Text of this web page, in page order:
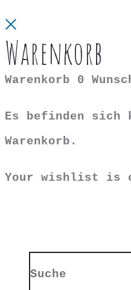
Warenkorb
Warenkorb 0
Es befinden sich
Warenkorb.
Your wishlist is